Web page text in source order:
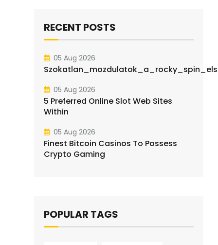
RECENT POSTS
05 Aug 2026
05 Aug 2026
5 Preferred Online Slot Web Sites
Within
05 Aug 2026
Finest Bitcoin Casinos To Possess
Crypto Gaming
POPULAR TAGS